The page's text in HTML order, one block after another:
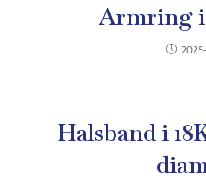
Armring i
Halsband i